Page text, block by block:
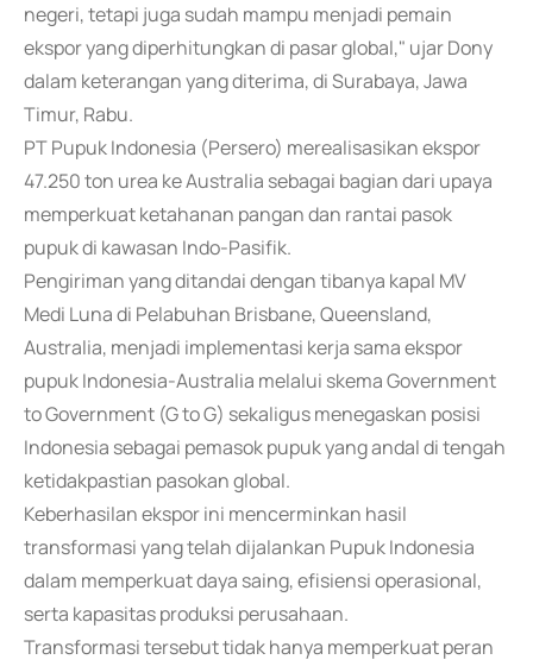
negeri, tetapi juga sudah mampu menjadi pemain
ekspor yang diperhitungkan di pasar global," ujar Dony
dalam keterangan yang diterima, di Surabaya, Jawa
Timur, Rabu.
PT Pupuk Indonesia (Persero) merealisasikan ekspor
47.250 ton urea ke Australia sebagai bagian dari upaya
memperkuat ketahanan pangan dan rantai pasok
pupuk di kawasan Indo-Pasifik.
Pengiriman yang ditandai dengan tibanya kapal MV
Medi Luna di Pelabuhan Brisbane, Queensland,
Australia, menjadi implementasi kerja sama ekspor
pupuk Indonesia-Australia melalui skema Government
to Government (G to G) sekaligus menegaskan posisi
Indonesia sebagai pemasok pupuk yang andal di tengah
ketidakpastian pasokan global.
Keberhasilan ekspor ini mencerminkan hasil
transformasi yang telah dijalankan Pupuk Indonesia
dalam memperkuat daya saing, efisiensi operasional,
serta kapasitas produksi perusahaan.
Transformasi tersebut tidak hanya memperkuat peran